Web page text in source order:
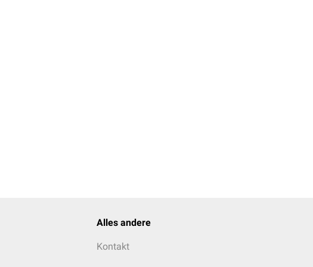
im Verordnungsfeld
Alles andere
Kontakt